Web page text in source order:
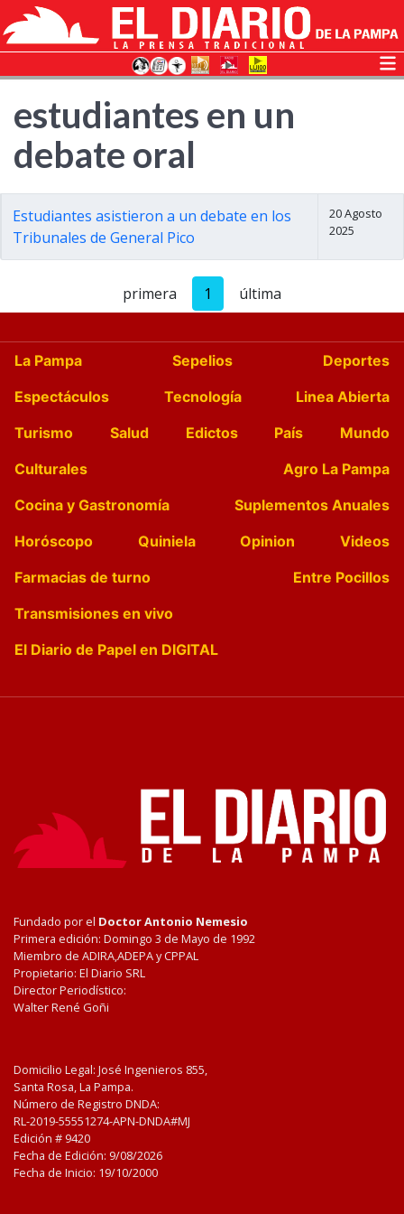
estudiantes en un
debate oral
Estudiantes asistieron a un debate en los
Tribunales de General Pico
20 Agosto
2025
primera 1 última
La Pampa Sepelios
Deportes
Espectáculos
Tecnología
Linea Abierta
Turismo
Salud Edictos País
Mundo
Culturales
Agro La Pampa
Cocina y Gastronomía
Suplementos Anuales
Horóscopo
Quiniela Opinion
Videos
Farmacias de turno
Entre Pocillos
Transmisiones en vivo
El Diario de Papel en DIGITAL
Fundado por el Doctor Antonio Nemesio
Primera edición: Domingo 3 de Mayo de 1992
Miembro de ADIRA,ADEPA y CPPAL
Propietario: El Diario SRL
Director Periodístico:
Walter René Goñi
Domicilio Legal: José Ingenieros 855,
Santa Rosa, La Pampa.
Número de Registro DNDA:
RL-2019-55551274-APN-DNDA#MJ
Edición # 9420
Fecha de Edición: 9/08/2026
Fecha de Inicio: 19/10/2000